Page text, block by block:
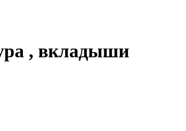
, вкладыши